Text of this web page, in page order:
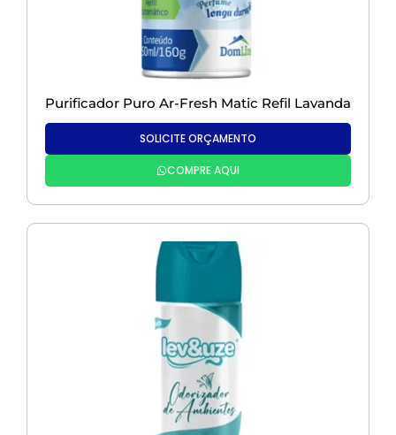
Purificador Puro Ar-Fresh Matic Refil Lavanda
SOLICITE ORÇAMENTO
COMPRE AQUI